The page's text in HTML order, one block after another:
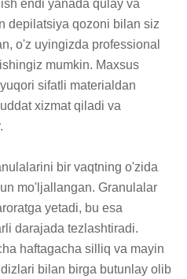
endi yanada qulay va
depilatsiya qozoni bilan siz
o'z uyingizda professional
mumkin. Maxsus
sifatli materialdan
xizmat qiladi va
bir vaqtning o'zida
mo'ljallangan. Granulalar
yetadi, bu esa
darajada tezlashtiradi.
haftagacha silliq va mayin
bilan birga butunlay olib